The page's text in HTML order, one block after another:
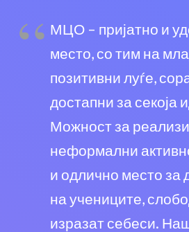
МЦО – пријатно и
место, со тим на
позитивни луѓе,
достапни за секоја
Можност за
неформални
и одлично место за
на учениците,
изразат себеси.